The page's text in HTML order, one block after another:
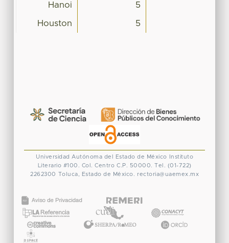
Hanoi 5
Houston 5
Universidad Autónoma del Estado de México
Instituto
Literario #100. Col. Centro C.P. 50000. Tel. (01-722)
2262300 Toluca, Estado de México. rectoria@uaemex.mx